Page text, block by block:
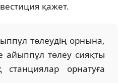
қажет.
төлеудің орнына,
айыппұл төлеу сияқты
орнатуға